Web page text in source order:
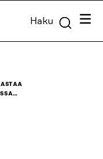
Haku